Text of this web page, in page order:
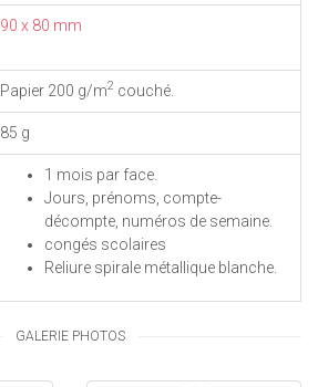
90 x 80 mm
Papier 200 g/m2 couché.
85 g
1 mois par face.
Jours, prénoms, compte-
décompte, numéros de semaine.
congés scolaires
Reliure spirale métallique blanche.
GALERIE PHOTOS